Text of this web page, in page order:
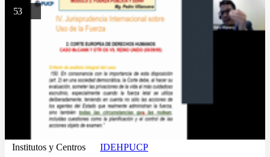
53
Institutos y Centros IDEHPUCP